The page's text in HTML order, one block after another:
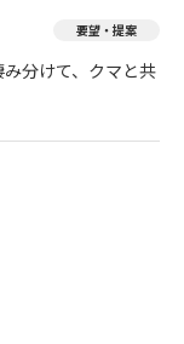
要望・提案
分けて、クマと共